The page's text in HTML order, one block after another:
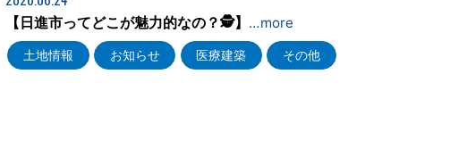
【日進市ってどこが魅力的なの？🕵】 …more
土地情報 お知らせ 医療建築 その他